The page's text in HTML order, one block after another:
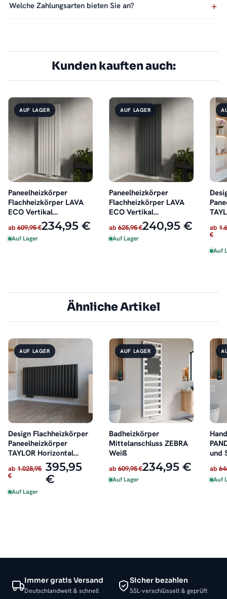
Welche Zahlungsarten bieten Sie an?
Kunden kauften auch:
AUF LAGER
Paneelheizkörper
Flachheizkörper LAVA
ECO Vertikal
Doppellagig Weiß
ab 609,95 €234,95 €
Auf Lager
AUF LAGER
Paneelheizkörper
Flachheizkörper LAVA
ECO Vertikal
Doppellagig Anthrazit
ab 625,95 €240,95 €
Auf Lager
ab
€
Auf
Ähnliche Artikel
AUF LAGER
Design Flachheizkörper
Paneelheizkörper
TAYLOR Horizontal
ab 1.028,95
€
395,95
€
Auf Lager
AUF LAGER
Badheizkörper
Mittelanschluss ZEBRA
Weiß
ab 609,95 €234,95 €
Auf Lager
und
ab
Auf
Immer gratis Versand
Deutschlandweit & schnell
Sicher bezahlen
SSL-verschlüsselt & geprüft